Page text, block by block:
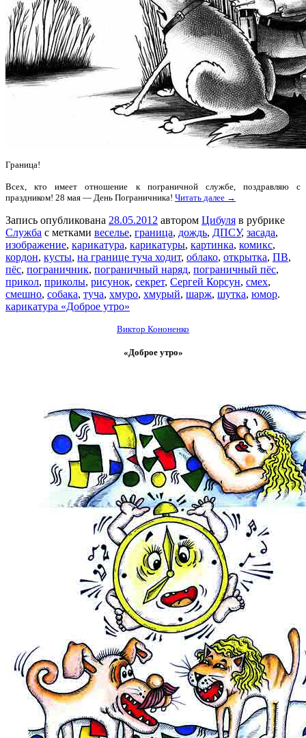
Граница!
Всех, кто имеет отношение к пограничной службе, поздравляю с
праздником! 28 мая — День Пограничника! Читать далее →
Запись опубликована 28.05.2012 автором Цибуля в рубрике
Служба с метками веселье, граница, дождь, ДПСУ, засада,
изображение, карикатура, карикатуры, картинка, комикс,
кордон, кусты, на границе туча ходит, облако, открытка, ПВ,
пёс, пограничник, пограничный наряд, пограничный пёс,
прикол, приколы, рисунок, секрет, Сергей Корсун, смех,
смешно, собака, туча, хмуро, хмурый, шарж, шутка, юмор.
карикатура «Доброе утро»
Виктор Кононенко
«Доброе утро»